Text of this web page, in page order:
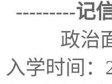
---------记
政治
入学时间：